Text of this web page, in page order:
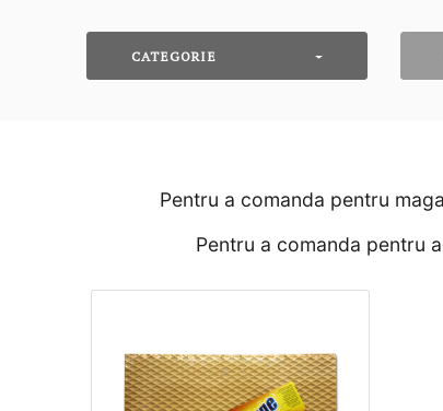
CATEGORIE
Pentru a comanda pentru
Pentru a comanda pentru